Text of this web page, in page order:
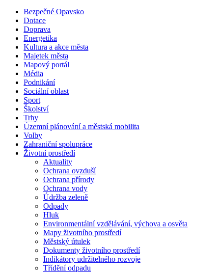
Bezpečné Opavsko
Dotace
Doprava
Energetika
Kultura a akce města
Majetek města
Mapový portál
Média
Podnikání
Sociální oblast
Sport
Školství
Trhy
Územní plánování a městská mobilita
Volby
Zahraniční spolupráce
Životní prostředí
Aktuality
Ochrana ovzduší
Ochrana přírody
Ochrana vody
Údržba zeleně
Odpady
Hluk
Environmentální vzdělávání, výchova a osvěta
Mapy životního prostředí
Městský útulek
Dokumenty životního prostředí
Indikátory udržitelného rozvoje
Třídění odpadu